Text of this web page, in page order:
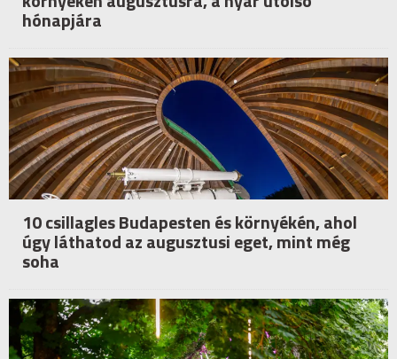
hónapjára
10 csillagles Budapesten és környékén, ahol
úgy láthatod az augusztusi eget, mint még
soha